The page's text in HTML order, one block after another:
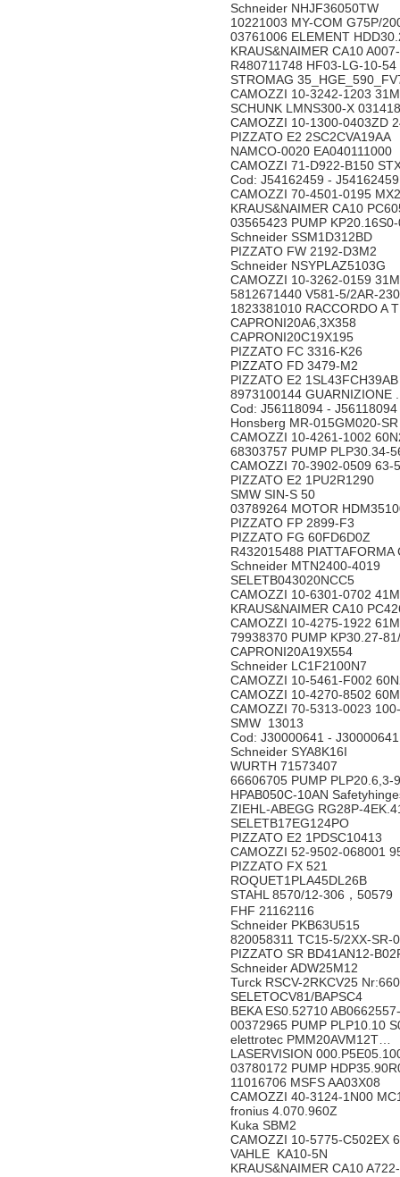
Schneider NHJF36050TW
10221003 MY-COM G75P/
03761006 ELEMENT
KRAUS&NAIMER CA10
R480711748 HF03-LG-10-
STROMAG
CAMOZZI 10-3242-1203
SCHUNK LMNS300-X
CAMOZZI 10-1300-
PIZZATO E2
NAMCO-0020
CAMOZZI 71-D922-B150
Cod: J54162459 -
CAMOZZI 70-4501-0195
KRAUS&NAIMER CA10
03565423 PUMP
Schneider SSM1D312BD
PIZZATO FW 2192-D3M2
Schneider NSYPLAZ5103G
CAMOZZI 10-3262-0159
5812671440 V581-5/2AR-
1823381010 RACCORDO
CAPRONI20A6,3X358
CAPRONI20C19X195
PIZZATO FC 3316-K26
PIZZATO FD 3479-M2
PIZZATO E2
8973100144
Cod: J56118094 -
Honsberg MR-015GM020-
CAMOZZI 10-4261-1002
68303757 PUMP
CAMOZZI 70-3902-0509
PIZZATO E2 1PU2R1290
SMW SIN-S 50
03789264 MOTOR
PIZZATO FP 2899-F3
PIZZATO FG 60FD6D0Z
R432015488
Schneider MTN2400-4019
SELETB043020NCC5
CAMOZZI 10-6301-0702
KRAUS&NAIMER CA10
CAMOZZI 10-4275-1922
79938370 PUMP KP30.27-
CAPRONI20A19X554
Schneider LC1F2100N7
CAMOZZI 10-5461-F002
CAMOZZI 10-4270-8502
CAMOZZI 70-5313-0023
SMW 13013
Cod: J30000641 -
Schneider SYA8K16I
WURTH 71573407
66606705 PUMP
HPAB050C-10AN
ZIEHL-ABEGG RG28P-
SELETB17EG124PO
PIZZATO E2 1PDSC10413
CAMOZZI 52-9502-068001
PIZZATO FX 521
ROQUET1PLA45DL26B
STAHL 8570/12-306，
FHF 21162116
Schneider PKB63U515
820058311 TC15-5/2XX-
PIZZATO SR BD41AN12-
Schneider ADW25M12
Turck RSCV-2RKCV25
SELETOCV81/BAPSC4
BEKA ES0.52710
00372965 PUMP PLP10.10
elettrotec
LASERVISION
03780172 PUMP
11016706 MSFS AA03X08
CAMOZZI 40-3124-1N00
fronius 4.070.960Z
Kuka SBM2
CAMOZZI 10-5775-
VAHLE KA10-5N
KRAUS&NAIMER CA10